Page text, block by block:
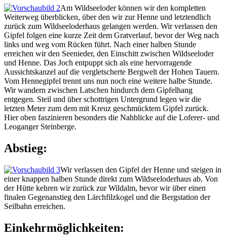
Am Wildseeloder können wir den kompletten
Weiterweg überblicken, über den wir zur Henne und letztendlich
zurück zum Wildseeloderhaus gelangen werden. Wir verlassen den
Gipfel folgen eine kurze Zeit dem Gratverlauf, bevor der Weg nach
links und weg vom Rücken führt. Nach einer halben Stunde
erreichen wir den Seenieder, den Einschitt zwischen Wildseeloder
und Henne. Das Joch entpuppt sich als eine hervorragende
Aussichtskanzel auf die vergletscherte Bergwelt der Hohen Tauern.
Vom Hennegipfel trennt uns nun noch eine weitere halbe Stunde.
Wir wandern zwischen Latschen hindurch dem Gipfelhang
entgegen. Steil und über schottrigen Untergrund legen wir die
letzten Meter zum dem mit Kreuz geschmücktem Gipfel zurück.
Hier oben faszinieren besonders die Nahblicke auf die Loferer- und
Leoganger Steinberge.
Abstieg:
Wir verlassen den Gipfel der Henne und steigen in
einer knappen halben Stunde direkt zum Wildseeloderhaus ab. Von
der Hütte kehren wir zurück zur Wildalm, bevor wir über einen
finalen Gegenanstieg den Lärchfilzkogel und die Bergstation der
Seilbahn erreichen.
Einkehrmöglichkeiten: